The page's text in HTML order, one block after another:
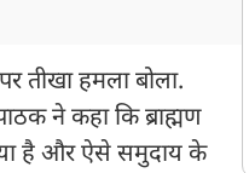
तीखा हमला बोला.
ने कहा कि ब्राह्मण
है और ऐसे समुदाय के